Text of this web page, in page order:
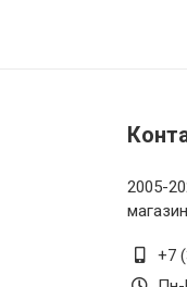
2005-
+7